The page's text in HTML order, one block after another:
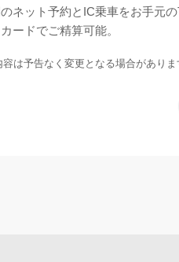
ネット予約とIC乗車をお手元
ードでご精算可能。
は予告なく変更となる場合がありま